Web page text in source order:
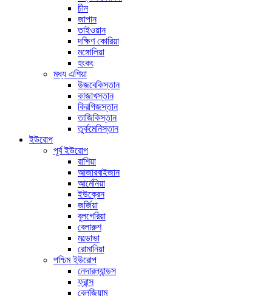
চীন
জাপান
তাইওয়ান
দক্ষিণ কোরিয়া
মঙ্গোলিয়া
হংকং
মধ্য এশিয়া
উজবেকিস্তান
কাজাখস্তান
কিরগিজস্তান
তাজিকিস্তান
তুর্কমেনিস্তান
ইউরোপ
পূর্ব ইউরোপ
রাশিয়া
আজারবাইজান
আর্মেনিয়া
ইউক্রেন
জর্জিয়া
বুলগেরিয়া
বেলারুশ
মল্ডোভা
রোমানিয়া
পশ্চিম ইউরোপ
নেদারল্যান্ডস
ফ্রান্স
বেলজিয়াম